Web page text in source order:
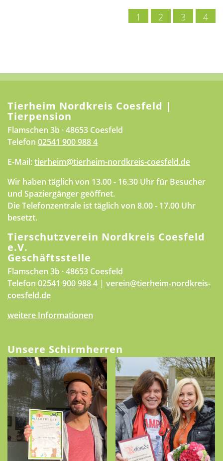
1 2 3 4
Tierheim Nordkreis Coesfeld |
Tierpension
Flamschen 3b · 48653 Coesfeld
Telefon 02541 900 988 4
E-Mail:tierheim@tierheim-nordkreis-coesfeld.de
Wir haben täglich von 13.00 - 16.30 Uhr für Besucher
und Spaziergänger geöffnet.
Die Telefonzentrale ist täglich von 8.00 - 17.00 Uhr
besetzt.
Tierschutzverein Nordkreis Coesfeld
e.V.
Geschäftsstelle
Flamschen 3b · 48653 Coesfeld
Telefon 02541 900 988 4 | verein@tierheim-nordkreis-
coesfeld.de
weitere Informationen
Unsere Schirmherren